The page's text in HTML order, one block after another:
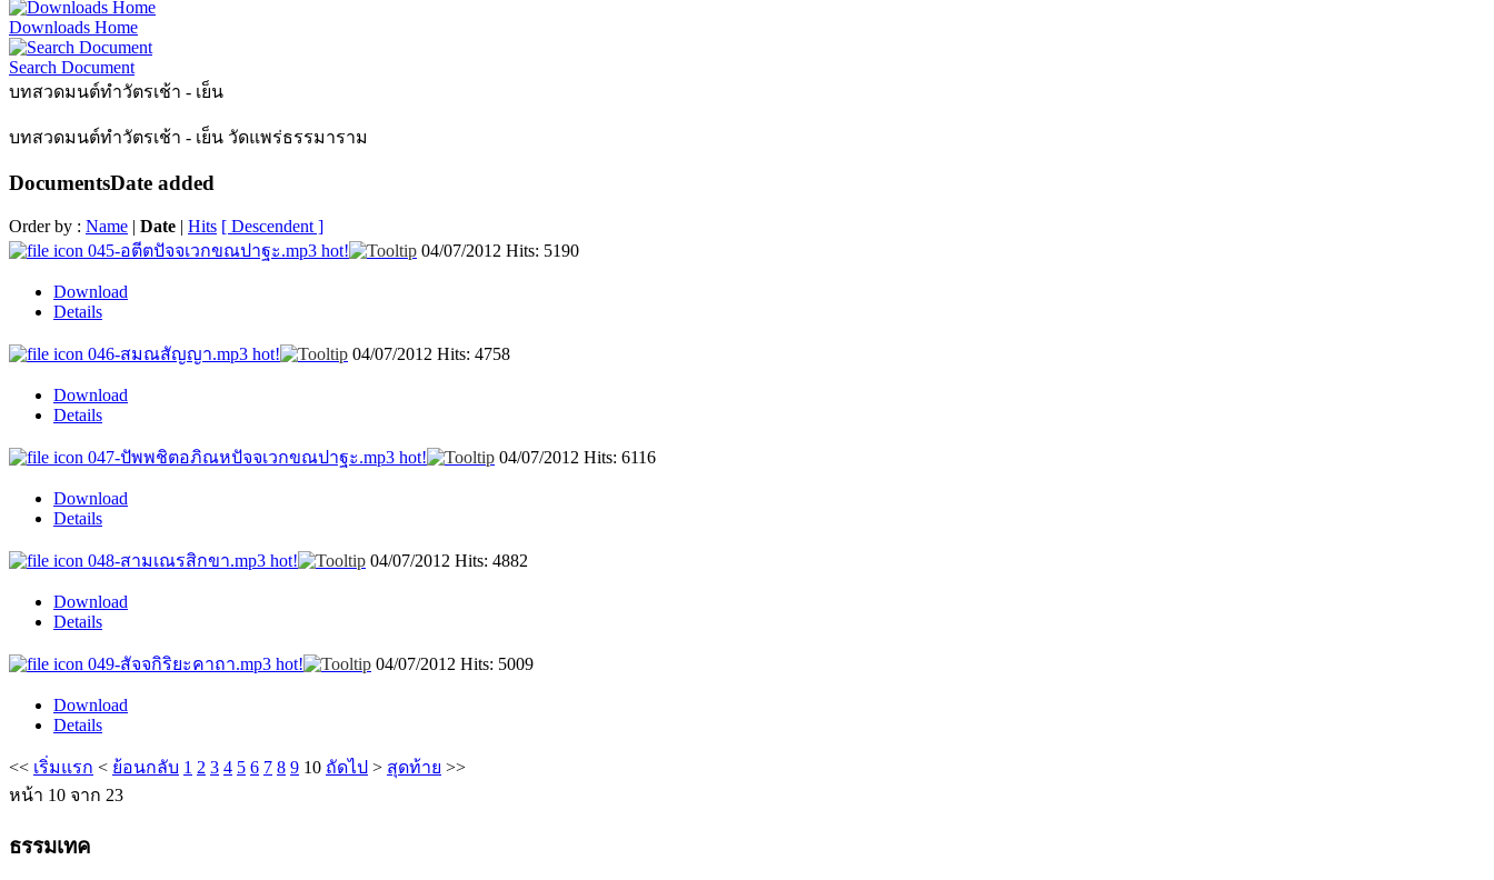
Downloads Home
Search Document
บทสวดมนต์ทำวัตรเช้า - เย็น
บทสวดมนต์ทำวัตรเช้า - เย็น วัดแพร่ธรรมาราม
DocumentsDate added
Order by : Name | Date | Hits [ Descendent ]
045-อตีตปัจจเวกขณปาฐะ.mp3 hot! 04/07/2012 Hits: 5190
Download
Details
046-สมณสัญญา.mp3 hot! 04/07/2012 Hits: 4758
Download
Details
047-ปัพพชิตอภิณหปัจจเวกขณปาฐะ.mp3 hot! 04/07/2012 Hits: 6116
Download
Details
048-สามเณรสิกขา.mp3 hot! 04/07/2012 Hits: 4882
Download
Details
049-สัจจกิริยะคาถา.mp3 hot! 04/07/2012 Hits: 5009
Download
Details
<< เริ่มแรก < ย้อนกลับ 1 2 3 4 5 6 7 8 9 10 ถัดไป > สุดท้าย >>
หน้า 10 จาก 23
ธรรมเทค